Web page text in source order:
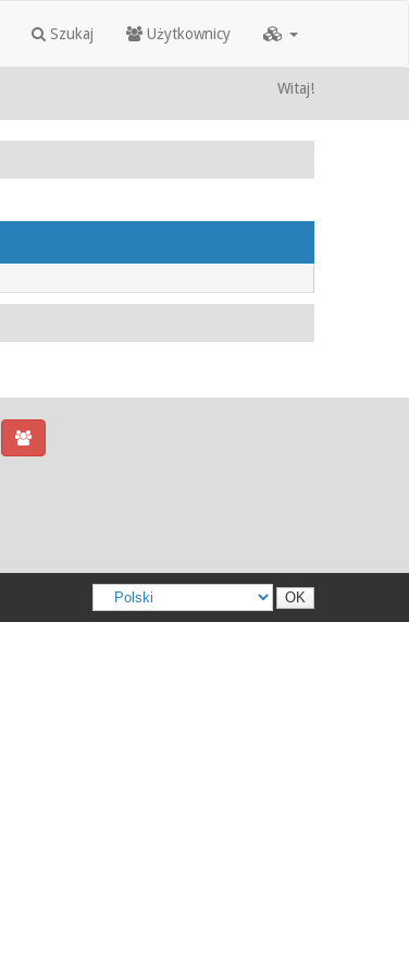
Szukaj Użytkownicy
Witaj!